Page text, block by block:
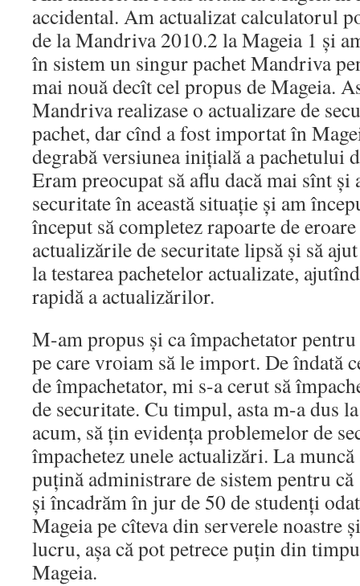
accidental. Am actualizat calculatorul
de la Mandriva 2010.2 la Mageia 1 și
în sistem un singur pachet Mandriva
mai nouă decît cel propus de Mageia.
Mandriva realizase o actualizare de
pachet, dar cînd a fost importat în
degrabă versiunea inițială a pachetului
Eram preocupat să aflu dacă mai sînt și
securitate în această situație și am
început să completez rapoarte de
actualizările de securitate lipsă și să
la testarea pachetelor actualizate,
rapidă a actualizărilor.
M-am propus și ca împachetator pentru
pe care vroiam să le import. De îndată
de împachetator, mi s-a cerut să
de securitate. Cu timpul, asta m-a dus
acum, să țin evidența problemelor de
împachetez unele actualizări. La muncă
puțină administrare de sistem pentru
și încadrăm în jur de 50 de studenți
Mageia pe cîteva din serverele noastre
lucru, așa că pot petrece puțin din
Mageia.